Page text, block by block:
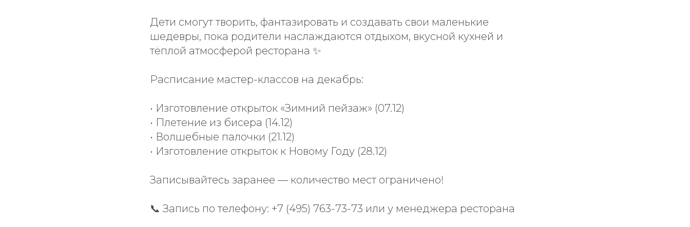
Дети смогут творить, фантазировать и создавать свои маленькие
шедевры, пока родители наслаждаются отдыхом, вкусной кухней и
тёплой атмосферой ресторана ✨
Расписание мастер-классов на декабрь:
• Изготовление открыток «Зимний пейзаж» (07.12)
• Плетение из бисера (14.12)
• Волшебные палочки (21.12)
• Изготовление открыток к Новому Году (28.12)
Записывайтесь заранее — количество мест ограничено!
📞 Запись по телефону: +7 (495) 763-73-73 или у менеджера ресторана